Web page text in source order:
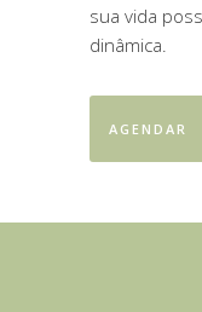
sua vida
dinâmica.
AGENDAR